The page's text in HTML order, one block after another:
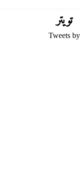
تويتر
Tweets by